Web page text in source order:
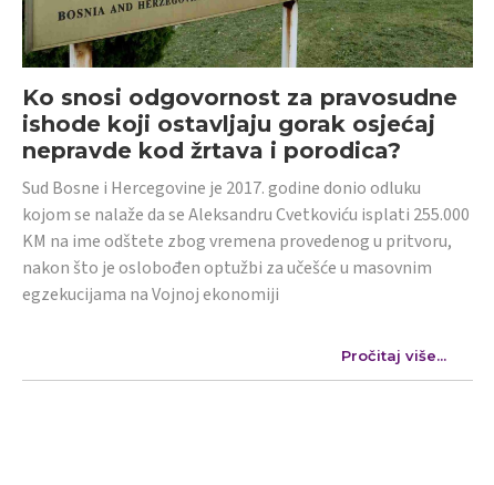
Ko snosi odgovornost za pravosudne
ishode koji ostavljaju gorak osjećaj
nepravde kod žrtava i porodica?
Sud Bosne i Hercegovine je 2017. godine donio odluku
kojom se nalaže da se Aleksandru Cvetkoviću isplati 255.000
KM na ime odštete zbog vremena provedenog u pritvoru,
nakon što je oslobođen optužbi za učešće u masovnim
egzekucijama na Vojnoj ekonomiji
Pročitaj više...